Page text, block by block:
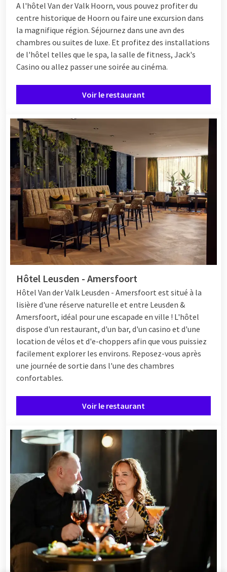
A l'hôtel Van der Valk Hoorn, vous pouvez profiter du
centre historique de Hoorn ou faire une excursion dans
la magnifique région. Séjournez dans une avn des
chambres ou suites de luxe. Et profitez des installations
de l'hôtel telles que le spa, la salle de fitness, Jack's
Casino ou allez passer une soirée au cinéma.
Voir le restaurant
Hôtel Leusden - Amersfoort
Hôtel Van der Valk Leusden - Amersfoort est situé à la
lisière d'une réserve naturelle et entre Leusden &
Amersfoort, idéal pour une escapade en ville ! L'hôtel
dispose d'un restaurant, d'un bar, d'un casino et d'une
location de vélos et d'e-choppers afin que vous puissiez
facilement explorer les environs. Reposez-vous après
une journée de sortie dans l'une des chambres
confortables.
Voir le restaurant